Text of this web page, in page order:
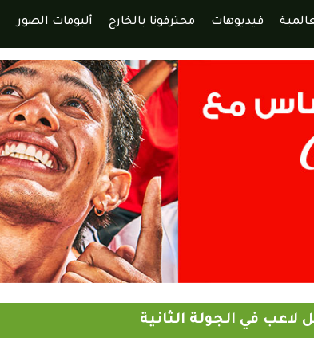
فيديوهات محترفونا بالخارج ألبومات الصور
في الجولة الثانية